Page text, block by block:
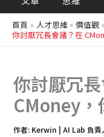
首頁 人才思維
價值觀
你討厭冗長會議？在
你討厭冗
CMoney，
作者: Kerwin | AI Lab 負責